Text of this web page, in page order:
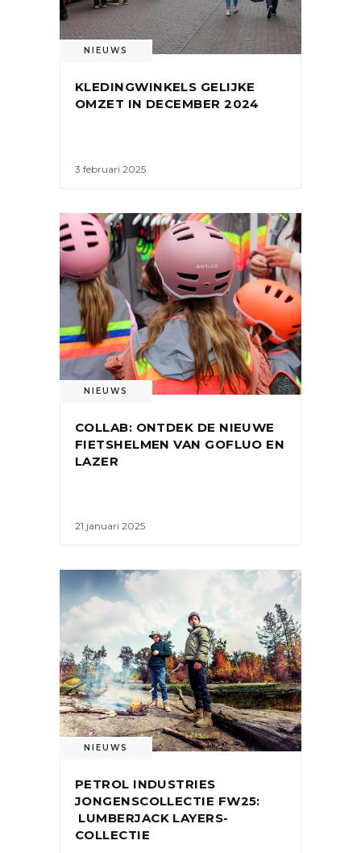
NIEUWS
KLEDINGWINKELS GELIJKE
OMZET IN DECEMBER 2024
3 februari 2025
NIEUWS
COLLAB: ONTDEK DE NIEUWE
FIETSHELMEN VAN GOFLUO EN
LAZER
21 januari 2025
NIEUWS
PETROL INDUSTRIES
JONGENSCOLLECTIE FW25:
LUMBERJACK LAYERS-
COLLECTIE